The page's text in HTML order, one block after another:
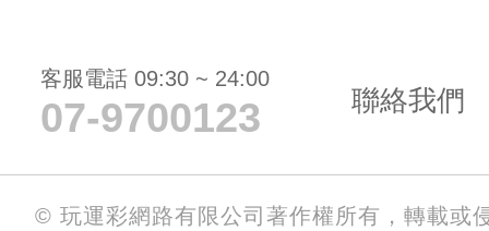
客服電話 09:30 ~ 24:00
07-9700123 聯絡我們
© 玩運彩網路有限公司著作權所有，轉載或